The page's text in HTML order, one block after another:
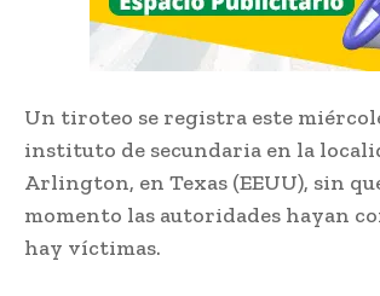
Un tiroteo se registra este
instituto de secundaria en la
Arlington, en Texas (EEUU), sin
momento las autoridades hayan
hay víctimas.